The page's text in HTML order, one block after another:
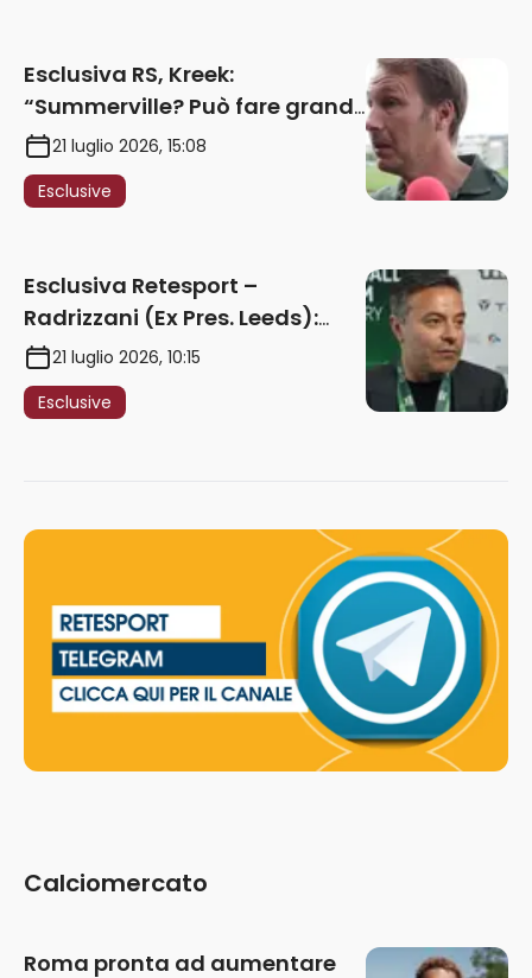
Esclusiva RS, Kreek:
“Summerville? Può fare grandi
cose in Serie A. Godts deve
maturare esperienza per
giocare nella Roma”
21 luglio 2026, 15:08
Esclusive
Esclusiva Retesport –
Radrizzani (Ex Pres. Leeds):
“Summerville ragazzo
speciale, in Italia con Gasp
può esplodere
21 luglio 2026, 10:15
Esclusive
Calciomercato
Roma pronta ad aumentare